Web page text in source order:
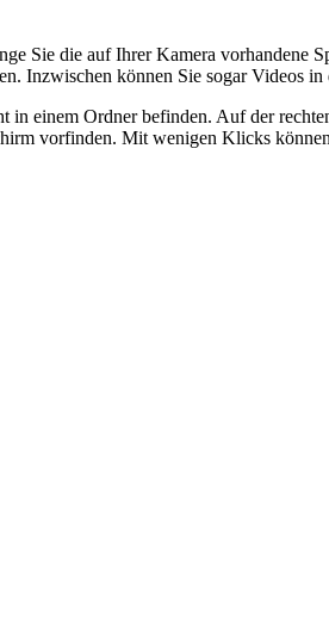
Sie die auf Ihrer Kamera vorhandene
Inzwischen können Sie sogar Videos in
einem Ordner befinden. Auf der
vorfinden. Mit wenigen Klicks